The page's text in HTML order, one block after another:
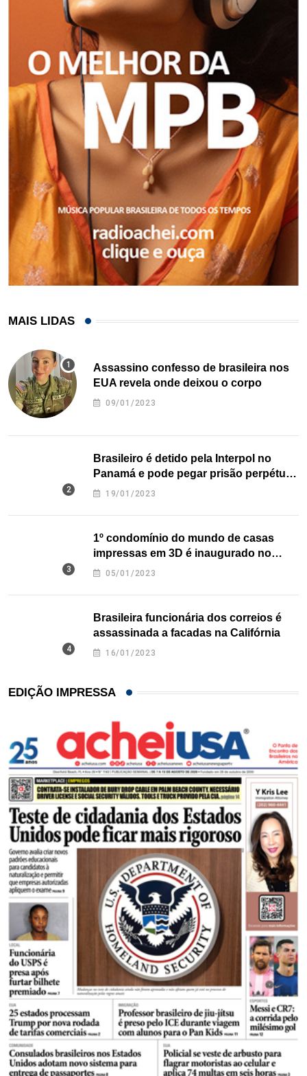
MAIS LIDAS
Assassino confesso de brasileira nos
EUA revela onde deixou o corpo
09/01/2023
Brasileiro é detido pela Interpol no
Panamá e pode pegar prisão perpétua
nos EUA
19/01/2023
1º condomínio do mundo de casas
impressas em 3D é inaugurado no
Texas
05/01/2023
Brasileira funcionária dos correios é
assassinada a facadas na Califórnia
16/01/2023
EDIÇÃO IMPRESSA